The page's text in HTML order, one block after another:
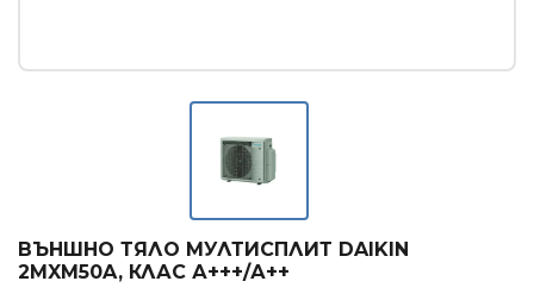
Мултипозиционни бойлери
ТЕРМОПОМПИ
Термопомпи въздух - вода
ВЪНШНО ТЯЛО МУЛТИСПЛИТ DAIKIN
2MXM50A, КЛАС А+++/А++